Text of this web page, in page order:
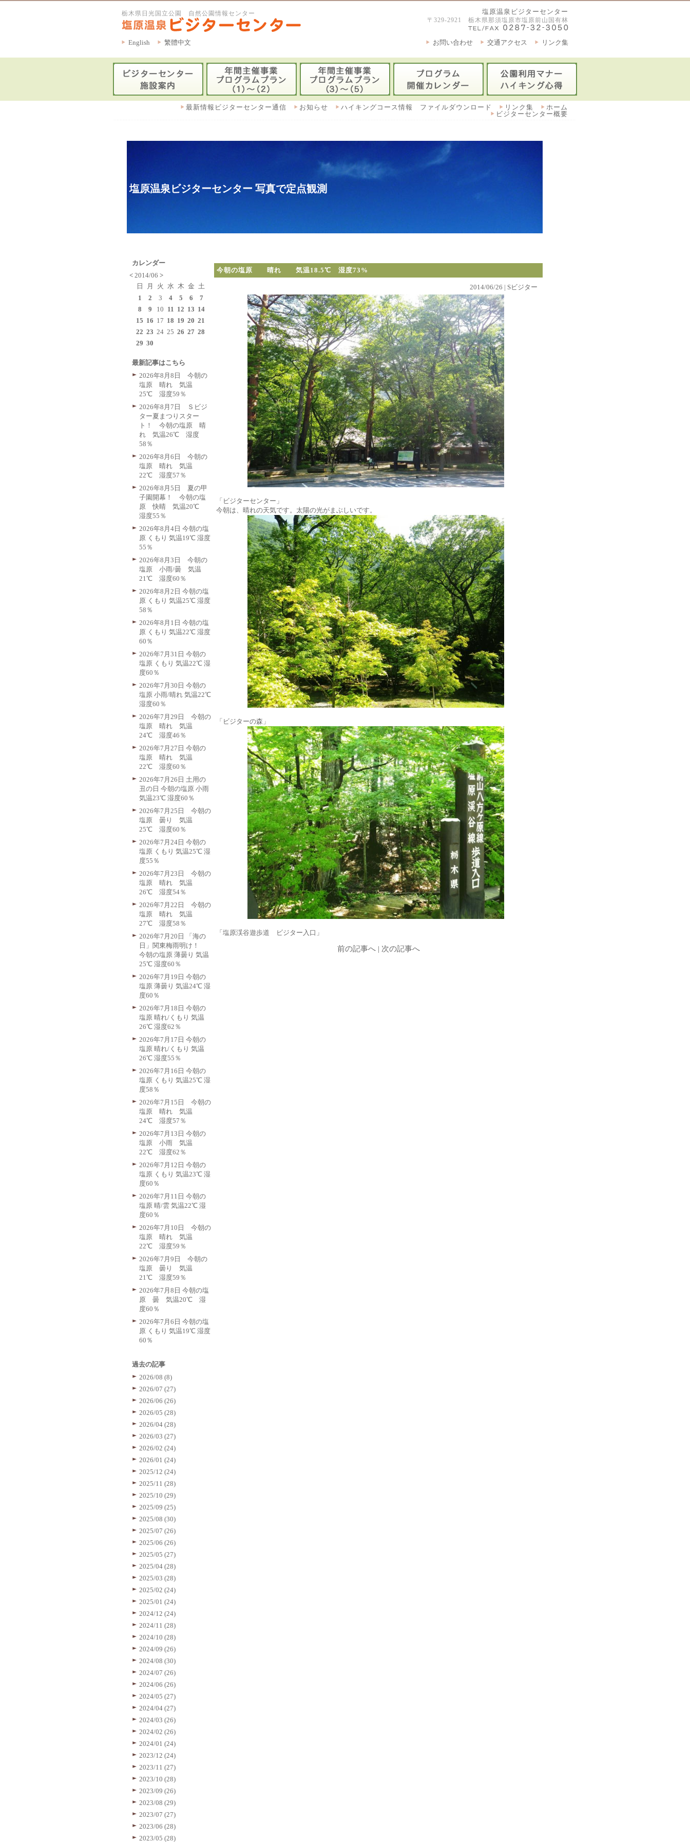
栃木県日光国立公園 自然公園情報センター 塩原温泉ビジターセンター
〒329-2921 栃木県那須塩原市塩原前山国有林
English 繁體中文 リンク集
交通アクセス
お問い合わせ
ホーム
リンク集
ハイキングコース情報 ファイルダウンロード
お知らせ
最新情報ビジターセンター通信
ビジターセンター概要
塩原温泉ビジターセンター 写真で定点観測
今朝の塩原 晴れ 気温18.5℃ 湿度73%
2014/06/26 | Sビジター
「ビジターセンター」
今朝は、晴れの天気です。太陽の光がまぶしいです。
「ビジターの森」
「塩原渓谷遊歩道 ビジター入口」
前の記事へ| 次の記事へ
カレンダー
< 2014/06 >
日
月 火 水 木 金 土
1
2 3 4 5 6
7
8
9 10 11 12 13 14
15 16 17 18 19 20 21
22 23 24 25 26 27 28
29 30
最新記事はこちら
2026年8月8日 今朝の
塩原 晴れ 気温
25℃ 湿度59％
2026年8月7日 Ｓビジ
ター夏まつりスター
ト！ 今朝の塩原 晴
れ 気温26℃ 湿度
58％
2026年8月6日 今朝の
塩原 晴れ 気温
22℃ 湿度57％
2026年8月5日 夏の甲
子園開幕！ 今朝の塩
原 快晴 気温20℃
湿度55％
2026年8月4日 今朝の塩
原 くもり 気温19℃ 湿度
55％
2026年8月3日 今朝の
塩原 小雨/曇 気温
21℃ 湿度60％
2026年8月2日 今朝の塩
原 くもり 気温25℃ 湿度
58％
2026年8月1日 今朝の塩
原 くもり 気温22℃ 湿度
60％
2026年7月31日 今朝の
塩原 くもり 気温22℃ 湿
度60％
2026年7月30日 今朝の
塩原 小雨/晴れ 気温22℃
湿度60％
2026年7月29日 今朝の
塩原 晴れ 気温
24℃ 湿度46％
2026年7月27日 今朝の
塩原 晴れ 気温
22℃ 湿度60％
2026年7月26日 土用の
丑の日 今朝の塩原 小雨
気温23℃ 湿度60％
2026年7月25日 今朝の
塩原 曇り 気温
25℃ 湿度60％
2026年7月24日 今朝の
塩原 くもり 気温25℃ 湿
度55％
2026年7月23日 今朝の
塩原 晴れ 気温
26℃ 湿度54％
2026年7月22日 今朝の
塩原 晴れ 気温
27℃ 湿度58％
2026年7月20日 「海の
日」関東梅雨明け！
今朝の塩原 薄曇り 気温
25℃ 湿度60％
2026年7月19日 今朝の
塩原 薄曇り 気温24℃ 湿
度60％
2026年7月18日 今朝の
塩原 晴れ/くもり 気温
26℃ 湿度62％
2026年7月17日 今朝の
塩原 晴れ/くもり 気温
26℃ 湿度55％
2026年7月16日 今朝の
塩原 くもり 気温25℃ 湿
度58％
2026年7月15日 今朝の
塩原 晴れ 気温
24℃ 湿度57％
2026年7月13日 今朝の
塩原 小雨 気温
22℃ 湿度62％
2026年7月12日 今朝の
塩原 くもり 気温23℃ 湿
度60％
2026年7月11日 今朝の
塩原 晴/雲 気温22℃ 湿
度60％
2026年7月10日 今朝の
塩原 晴れ 気温
22℃ 湿度59％
2026年7月9日 今朝の
塩原 曇り 気温
21℃ 湿度59％
2026年7月8日 今朝の塩
原 曇 気温20℃ 湿
度60％
2026年7月6日 今朝の塩
原 くもり 気温19℃ 湿度
60％
過去の記事
2026/08 (8)
2026/07 (27)
2026/06 (26)
2026/05 (28)
2026/04 (28)
2026/03 (27)
2026/02 (24)
2026/01 (24)
2025/12 (24)
2025/11 (28)
2025/10 (29)
2025/09 (25)
2025/08 (30)
2025/07 (26)
2025/06 (26)
2025/05 (27)
2025/04 (28)
2025/03 (28)
2025/02 (24)
2025/01 (24)
2024/12 (24)
2024/11 (28)
2024/10 (28)
2024/09 (26)
2024/08 (30)
2024/07 (26)
2024/06 (26)
2024/05 (27)
2024/04 (27)
2024/03 (26)
2024/02 (26)
2024/01 (24)
2023/12 (24)
2023/11 (27)
2023/10 (28)
2023/09 (26)
2023/08 (29)
2023/07 (27)
2023/06 (28)
2023/05 (28)